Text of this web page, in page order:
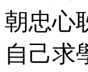
朝忠心
自己求